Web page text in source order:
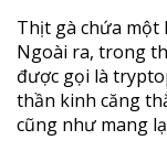
Thịt gà chứa một
Ngoài ra, trong
được gọi là
thần kinh căng
cũng như mang